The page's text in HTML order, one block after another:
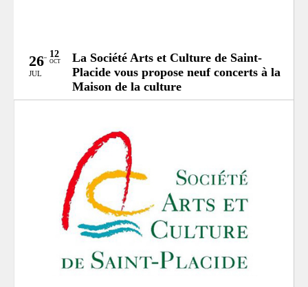
26
JUL
12
OCT
La Société Arts et Culture de Saint-
Placide vous propose neuf concerts à la
Maison de la culture